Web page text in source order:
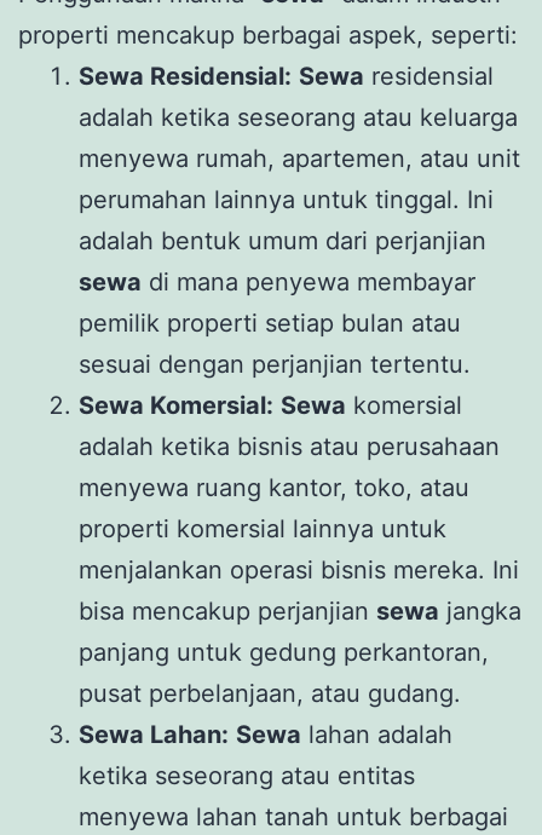
properti mencakup berbagai aspek, seperti:
Sewa Residensial: Sewa residensial
adalah ketika seseorang atau keluarga
menyewa rumah, apartemen, atau unit
perumahan lainnya untuk tinggal. Ini
adalah bentuk umum dari perjanjian
sewa di mana penyewa membayar
pemilik properti setiap bulan atau
sesuai dengan perjanjian tertentu.
Sewa Komersial: Sewa komersial
adalah ketika bisnis atau perusahaan
menyewa ruang kantor, toko, atau
properti komersial lainnya untuk
menjalankan operasi bisnis mereka. Ini
bisa mencakup perjanjian sewa jangka
panjang untuk gedung perkantoran,
pusat perbelanjaan, atau gudang.
Sewa Lahan: Sewa lahan adalah
ketika seseorang atau entitas
menyewa lahan tanah untuk berbagai